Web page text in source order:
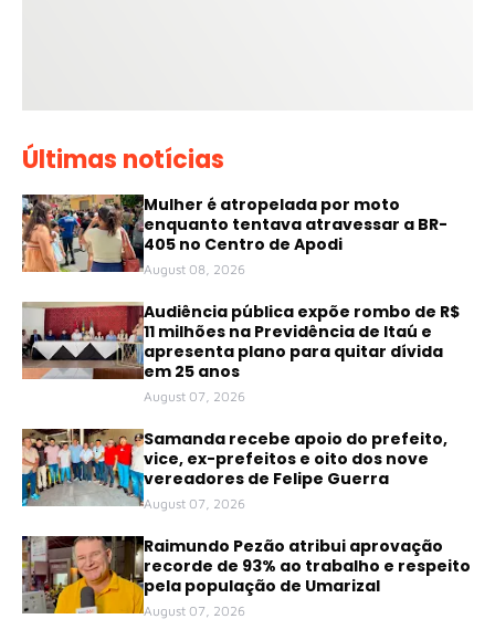
Últimas notícias
Mulher é atropelada por moto
enquanto tentava atravessar a BR-
405 no Centro de Apodi
August 08, 2026
Audiência pública expõe rombo de R$
11 milhões na Previdência de Itaú e
apresenta plano para quitar dívida
em 25 anos
August 07, 2026
Samanda recebe apoio do prefeito,
vice, ex-prefeitos e oito dos nove
vereadores de Felipe Guerra
August 07, 2026
Raimundo Pezão atribui aprovação
recorde de 93% ao trabalho e respeito
pela população de Umarizal
August 07, 2026